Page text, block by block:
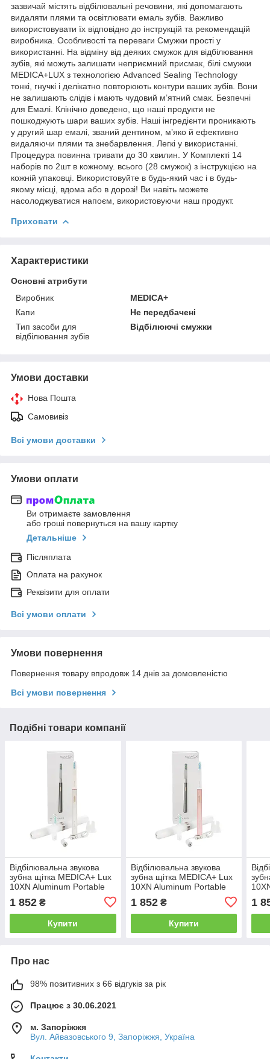
зазвичай містять відбілювальні речовини, які допомагають
видаляти плями та освітлювати емаль зубів. Важливо
використовувати їх відповідно до інструкцій та рекомендацій
виробника. Особливості та переваги Смужки прості у
використанні. На відміну від деяких смужок для відбілювання
зубів, які можуть залишати неприємний присмак, білі смужки
MEDICA+LUX з технологією Advanced Sealing Technology
тонкі, гнучкі і делікатно повторюють контури ваших зубів. Вони
не залишають слідів і мають чудовий мʼятний смак. Безпечні
для Емалі. Клінічно доведено, що наші продукти не
пошкоджують шари ваших зубів. Наші інгредієнти проникають
у другий шар емалі, званий дентином, мʼяко й ефективно
видаляючи плями та знебарвлення. Легкі у використанні.
Процедура повинна тривати до 30 хвилин. У Комплекті 14
наборів по 2шт в кожному. всього (28 смужок) з інструкцією на
кожній упаковці. Використовуйте в будь-який час і в будь-
якому місці, вдома або в дорозі! Ви навіть можете
насолоджуватися напоєм, використовуючи наш продукт.
Приховати
Характеристики
Основні атрибути
Виробник
MEDICA+
Капи
Не передбачені
Тип засоби для
відбілювання зубів
Відбілюючі смужки
Умови доставки
Нова Пошта
Самовивіз
Всі умови доставки
Умови оплати
Ви отримаєте замовлення
або гроші повернуться на вашу картку
Детальніше
Післяплата
Оплата на рахунок
Реквізити для оплати
Всі умови оплати
Умови повернення
Повернення товару впродовж 14 днів за домовленістю
Всі умови повернення
Подібні товари компанії
Відбілювальна звукова
зубна щітка MEDICA+ Lux
10ХN Aluminum Portable
1 852 ₴
Купити
Відбілювальна звукова
зубна щітка MEDICA+ Lux
10ХN Aluminum Portable
1 852₴
Купити
1
Про нас
98% позитивних з 66 відгуків за рік
Працює з 30.06.2021
м. Запоріжжя
Вул. Айвазовського 9, Запоріжжя, Україна